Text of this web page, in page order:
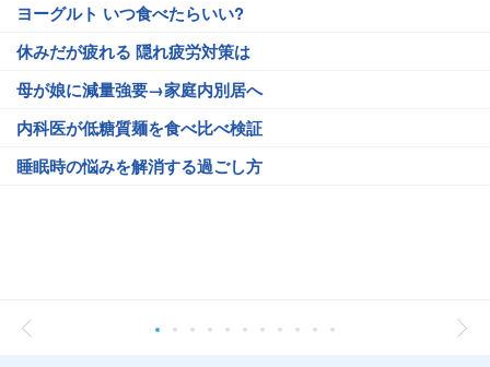
ヨーグルト いつ食べたらいい?
休みだが疲れる 隠れ疲労対策は
母が娘に減量強要→家庭内別居へ
内科医が低糖質麺を食べ比べ検証
睡眠時の悩みを解消する過ごし方